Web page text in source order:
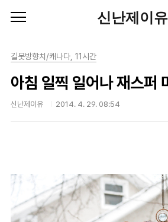
신난제이유
길못방향치/캐나다, 11시간
아침 일찍 일어나 재스퍼
신난제이유 2014. 4. 29. 08:54